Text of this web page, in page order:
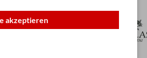
Fb. 63
akzeptieren